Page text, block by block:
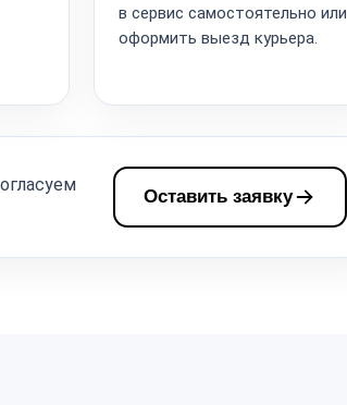
в сервис самостоятельно или
оформить выезд курьера.
Оставить заявку